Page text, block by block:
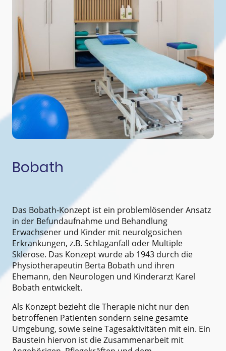
Bobath
Das Bobath-Konzept ist ein problemlösender Ansatz
in der Befundaufnahme und Behandlung
Erwachsener und Kinder mit neurolgosichen
Erkrankungen, z.B. Schlaganfall oder Multiple
Sklerose. Das Konzept wurde ab 1943 durch die
Physiotherapeutin Berta Bobath und ihren
Ehemann, den Neurologen und Kinderarzt Karel
Bobath entwickelt.
Als Konzept bezieht die Therapie nicht nur den
betroffenen Patienten sondern seine gesamte
Umgebung, sowie seine Tagesaktivitäten mit ein. Ein
Baustein hiervon ist die Zusammenarbeit mit